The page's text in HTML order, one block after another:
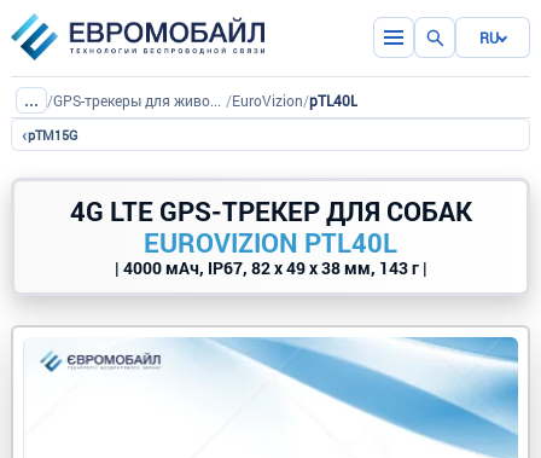
RU
... / GPS-трекеры для животных /EuroVizion/pTL40L
‹pTM15G
4G LTE GPS-ТРЕКЕР ДЛЯ СОБАК
EUROVIZION PTL40L
| 4000 мАч, IP67, 82 х 49 х 38 мм, 143 г |